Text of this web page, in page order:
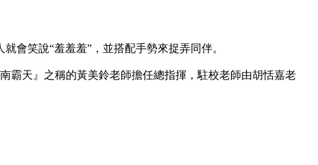
會笑說“羞羞羞”，並搭配手勢來捉弄同伴。
霸天』之稱的黃美鈴老師擔任總指揮，駐校老師由胡恬嘉老